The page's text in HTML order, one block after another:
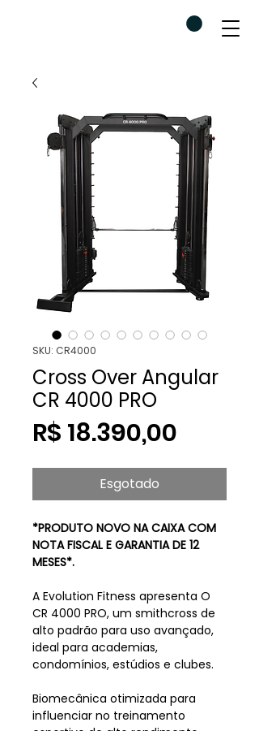
SKU: CR4000
Cross Over Angular
CR 4000 PRO
R$ 18.390,00
Esgotado
*PRODUTO NOVO NA CAIXA COM
NOTA FISCAL E GARANTIA DE 12
MESES*.
A Evolution Fitness apresenta O
CR 4000 PRO, um smithcross de
alto padrão para uso avançado,
ideal para academias,
condomínios, estúdios e clubes.
Biomecânica otimizada para
influenciar no treinamento